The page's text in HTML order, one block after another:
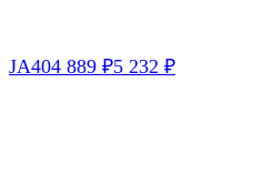
JA404 889 ₽5 232 ₽